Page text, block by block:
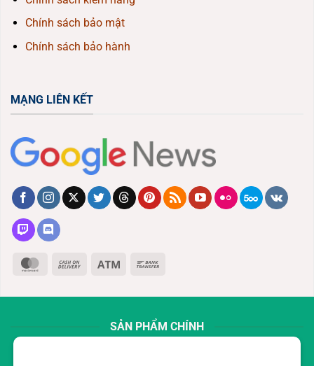
Chính sách bảo mật
Chính sách bảo hành
MẠNG LIÊN KẾT
MasterCard
Cash
Delivery
Atm
SẢN PHẨM CHÍNH